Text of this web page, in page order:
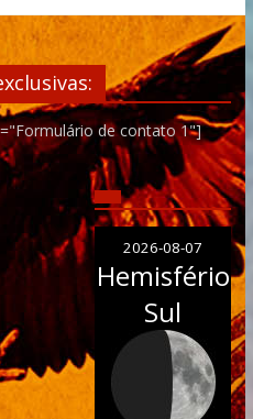
de contato 1"]
2026-08-07
Hemisfério
Sul